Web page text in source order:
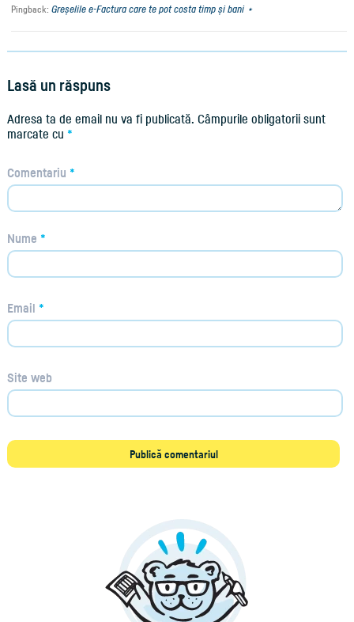
Pingback: Greșelile e-Factura care te pot costa timp și bani ⋆
Lasă un răspuns
Adresa ta de email nu va fi publicată. Câmpurile obligatorii sunt
marcate cu *
Comentariu *
Nume *
Email *
Site web